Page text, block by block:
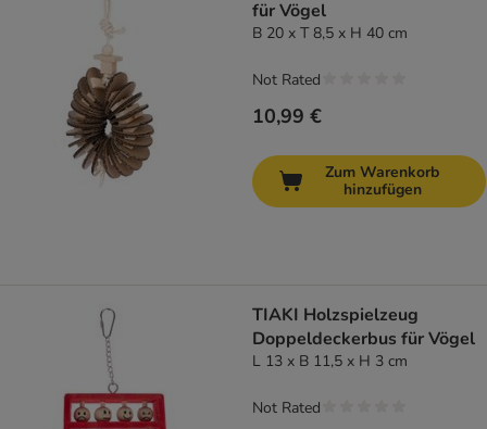
für Vögel
B 20 x T 8,5 x H 40 cm
10,99 €
Not Rated
Zum Warenkorb
hinzufügen
TIAKI Holzspielzeug
Doppeldeckerbus für Vögel
L 13 x B 11,5 x H 3 cm
Not Rated